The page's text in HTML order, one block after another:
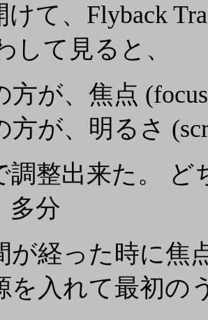
けて、Flyback
して見ると、
方が、焦点
方が、明るさ
調整出来た。
多分
が経った時に焦
を入れて最初の